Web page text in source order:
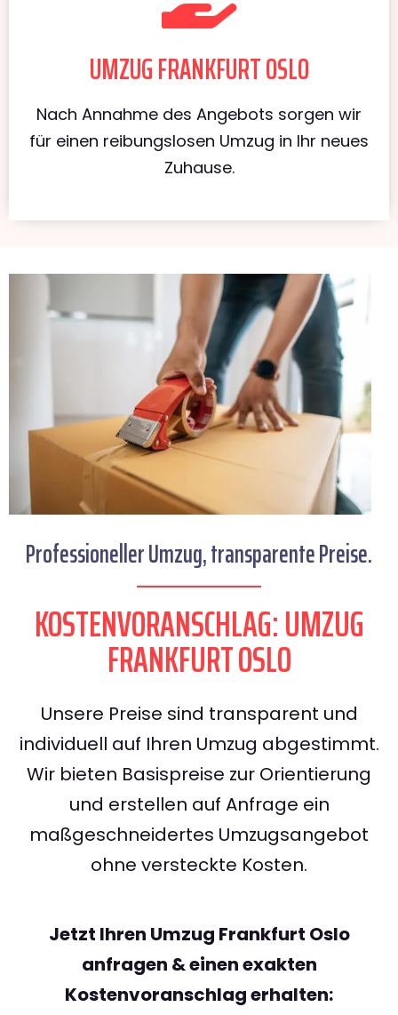
UMZUG FRANKFURT OSLO
Nach Annahme des Angebots sorgen wir
für einen reibungslosen Umzug in Ihr neues
Zuhause.
Professioneller Umzug, transparente Preise.
KOSTENVORANSCHLAG: UMZUG
FRANKFURT OSLO
Unsere Preise sind transparent und
individuell auf Ihren Umzug abgestimmt.
Wir bieten Basispreise zur Orientierung
und erstellen auf Anfrage ein
maßgeschneidertes Umzugsangebot
ohne versteckte Kosten.
Jetzt Ihren Umzug Frankfurt Oslo
anfragen & einen exakten
Kostenvoranschlag erhalten: